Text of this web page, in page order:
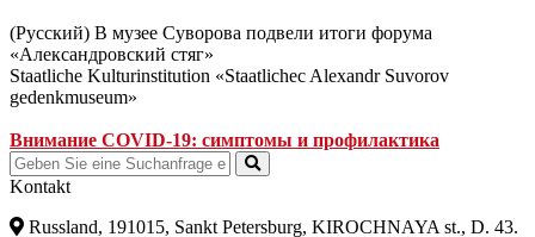
(Русский) В музее Суворова подвели итоги форума
«Александровский стяг»
Staatliche Kulturinstitution «Staatlichec Alexandr Suvorov
gedenkmuseum»
Внимание COVID-19: симптомы и профилактика
Kontakt
Russland, 191015, Sankt Petersburg, KIROCHNAYA st., D. 43.